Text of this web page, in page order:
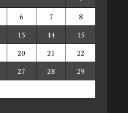
6 7
8
13 14
15
20 21
22
27 28
29